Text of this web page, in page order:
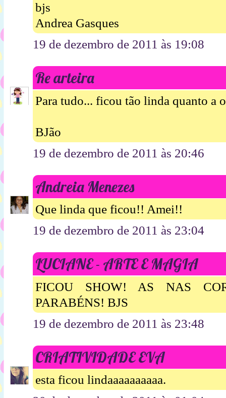
bjs
Andrea Gasques
19 de dezembro de 2011 às 19:08
Re arteira
Para tudo... ficou tão linda quanto a
BJão
19 de dezembro de 2011 às 20:46
Andreia Menezes
Que linda que ficou!! Amei!!
19 de dezembro de 2011 às 23:04
LUCIANE - ARTE E MAGIA
FICOU SHOW! AS NAS
PARABÉNS! BJS
19 de dezembro de 2011 às 23:48
CRIATIVIDADE EVA
esta ficou lindaaaaaaaaaa.